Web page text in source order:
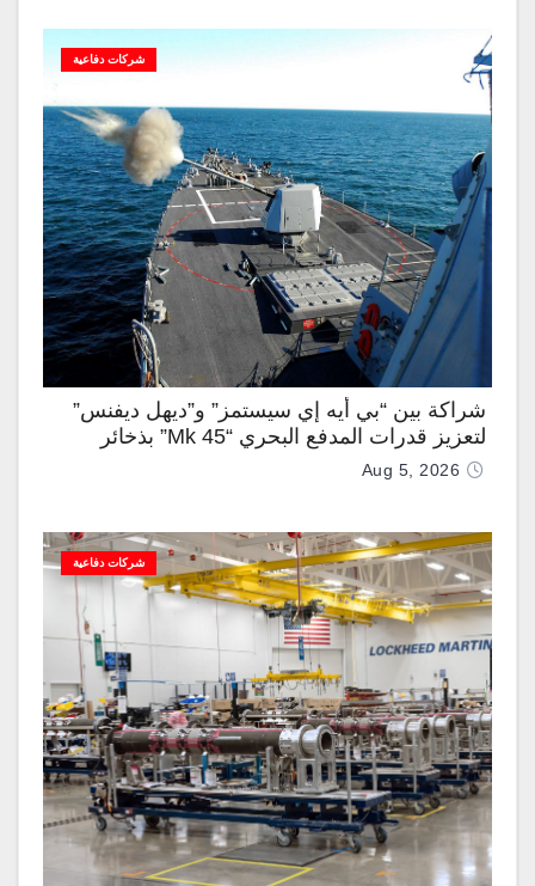
شركات دفاعية
شراكة بين “بي أيه إي سيستمز” و”ديهل ديفنس”
لتعزيز قدرات المدفع البحري “Mk 45” بذخائر
موجهة وصواريخ “IRIS-T”
Aug 5, 2026
شركات دفاعية